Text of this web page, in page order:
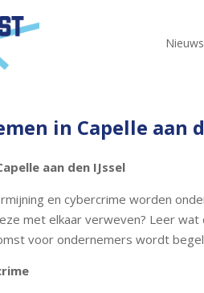
Nieuws
in Capelle aan
aan den IJssel
en cybercrime worden
met elkaar verweven? Leer
voor ondernemers wordt